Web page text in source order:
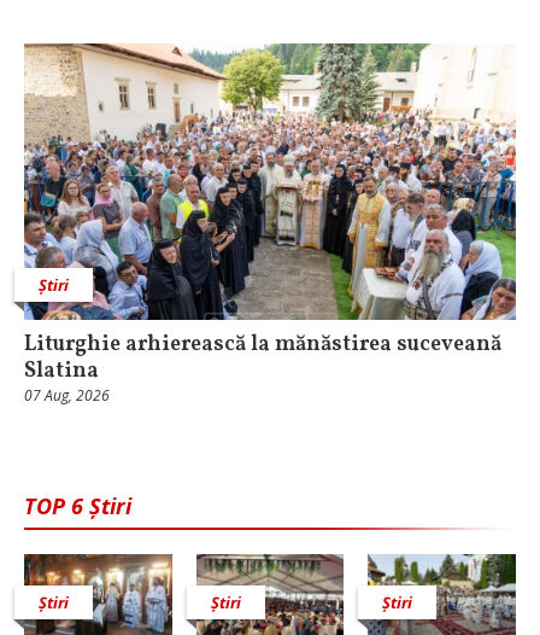
Știri
Liturghie arhierească la mănăstirea suceveană
Slatina
07 Aug, 2026
TOP 6 Știri
Știri Știri Știri